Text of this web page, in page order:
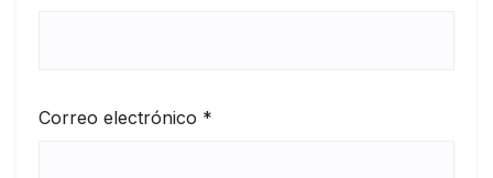
Correo electrónico *